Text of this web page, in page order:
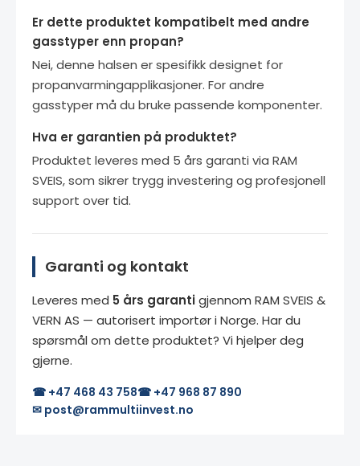
Er dette produktet kompatibelt med andre
gasstyper enn propan?
Nei, denne halsen er spesifikk designet for
propanvarmingapplikasjoner. For andre
gasstyper må du bruke passende komponenter.
Hva er garantien på produktet?
Produktet leveres med 5 års garanti via RAM
SVEIS, som sikrer trygg investering og profesjonell
support over tid.
Garanti og kontakt
Leveres med 5 års garantigjennom RAM SVEIS &
VERN AS — autorisert importør i Norge. Har du
spørsmål om dette produktet? Vi hjelper deg
gjerne.
☎ +47 468 43 758☎ +47 968 87 890
✉ post@rammultiinvest.no